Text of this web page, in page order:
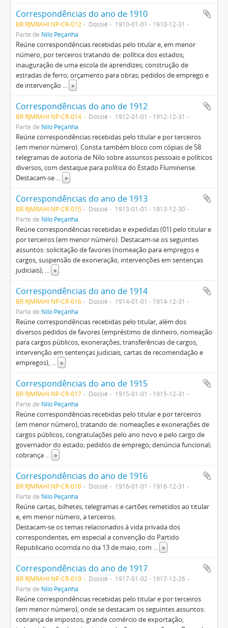
Correspondências do ano de 1910
BR RJMRAHI NP-CR-012 Dossiê
1910-01-01 - 1910-12-31
Parte de Nilo Peçanha
Reúne correspondências recebidas pelo titular e, em menor
número, por terceiros tratando de: política dos estados;
inauguração de uma escola de aprendizes; construção de
estradas de ferro; orçamento para obras; pedidos de emprego e
de intervenção ... »
Correspondências do ano de 1912
BR RJMRAHI NP-CR-014 Dossiê
1912-01-01 - 1912-12-31
Parte de Nilo Peçanha
Reúne correspondências recebidas pelo titular e por terceiros
(em menor número). Consta também bloco com cópias de 58
telegramas de autoria de Nilo sobre assuntos pessoais e políticos
diversos, com destaque para política do Estado Fluminense.
Destacam-se ... »
Correspondências do ano de 1913
BR RJMRAHI NP-CR-015 Dossiê
1913-01-01 - 1913-12-30
Parte de Nilo Peçanha
Reúne correspondências recebidas e expedidas (01) pelo titular e
por terceiros (em menor número). Destacam-se os seguintes
assuntos: solicitação de favores (nomeação para empregos e
cargos, suspensão de exoneração, intervenções em sentenças
judiciais); ... »
Correspondências do ano de 1914
BR RJMRAHI NP-CR-016 Dossiê
1914-01-01 - 1914-12-31
Parte de Nilo Peçanha
Reúne correspondências recebidas pelo titular, além dos
diversos pedidos de favores (empréstimo de dinheiro, nomeação
para cargos públicos, exonerações, transferências de cargos,
intervenção em sentenças judiciais, cartas de recomendação e
empregos), ... »
Correspondências do ano de 1915
BR RJMRAHI NP-CR-017 Dossiê
1915-01-01 - 1915-12-31
Parte de Nilo Peçanha
Reúne correspondências recebidas pelo titular e por terceiros
(em menor número), tratando de: nomeações e exonerações de
cargos públicos, congratulações pelo ano novo e pelo cargo de
governador do estado; pedidos de emprego; denúncia funcional;
cobrança ... »
Correspondências do ano de 1916
BR RJMRAHI NP-CR-018 Dossiê
1916-01-01 - 1916-12-31
Parte de Nilo Peçanha
Reúne cartas, bilhetes, telegramas e cartões remetidos ao titular
e, em menor número, a terceiros.
Destacam-se os temas relacionados à vida privada dos
correspondentes, em especial a convenção do Partido
Republicano ocorrida no dia 13 de maio, com ... »
Correspondências do ano de 1917
BR RJMRAHI NP-CR-019 Dossiê
1917-01-02 - 1917-12-26
Parte de Nilo Peçanha
Reúne correspondências recebidas pelo titular e por terceiros
(em menor número), onde se destacam os seguintes assuntos:
cobrança de impostos; grande comércio de exportação;